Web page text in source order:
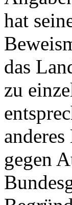
hat
das
zu
gegen